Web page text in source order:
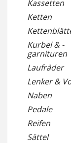
Kassetten
Ketten
Kurbel & -
garnituren
Laufräder
Lenker &
Naben
Pedale
Reifen
Sättel